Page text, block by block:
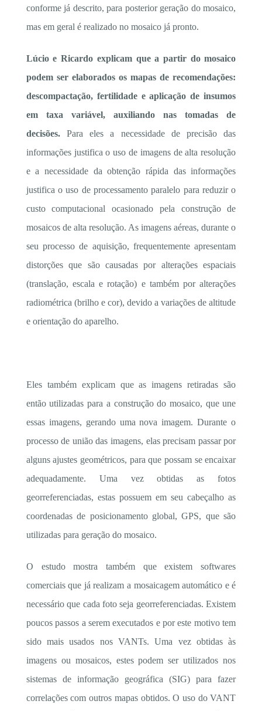
conforme já descrito, para posterior geração do mosaico,
mas em geral é realizado no mosaico já pronto.
Lúcio e Ricardo explicam que a partir do mosaico
podem ser elaborados os mapas de recomendações:
descompactação, fertilidade e aplicação de insumos
em taxa variável, auxiliando nas tomadas de
decisões.Para eles a necessidade de precisão das
informações justifica o uso de imagens de alta resolução
e a necessidade da obtenção rápida das informações
justifica o uso de processamento paralelo para reduzir o
custo computacional ocasionado pela construção de
mosaicos de alta resolução. As imagens aéreas, durante o
seu processo de aquisição, frequentemente apresentam
distorções que são causadas por alterações espaciais
(translação, escala e rotação) e também por alterações
radiométrica (brilho e cor), devido a variações de altitude
e orientação do aparelho.
Eles também explicam que as imagens retiradas são
então utilizadas para a construção do mosaico, que une
essas imagens, gerando uma nova imagem. Durante o
processo de união das imagens, elas precisam passar por
alguns ajustes geométricos, para que possam se encaixar
adequadamente. Uma vez obtidas as fotos
georreferenciadas, estas possuem em seu cabeçalho as
coordenadas de posicionamento global, GPS, que são
utilizadas para geração do mosaico.
O estudo mostra também que existem softwares
comerciais que já realizam a mosaicagem automático e é
necessário que cada foto seja georreferenciadas. Existem
poucos passos a serem executados e por este motivo tem
sido mais usados nos VANTs. Uma vez obtidas às
imagens ou mosaicos, estes podem ser utilizados nos
sistemas de informação geográfica (SIG) para fazer
correlações com outros mapas obtidos. O uso do VANT